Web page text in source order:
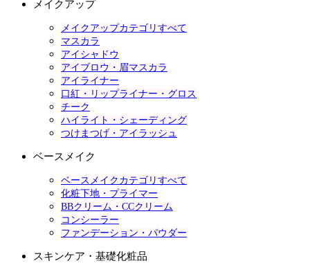
メイクアップ
メイクアップカテゴリすべて
マスカラ
アイシャドウ
アイブロウ・眉マスカラ
アイライナー
口紅・リップライナー・グロス
チーク
ハイライト・シェーディング
つけまつげ・アイラッシュ
ベースメイク
ベースメイクカテゴリすべて
化粧下地・プライマー
BBクリーム・CCクリーム
コンシーラー
ファンデーション・パウダー
スキンケア・基礎化粧品